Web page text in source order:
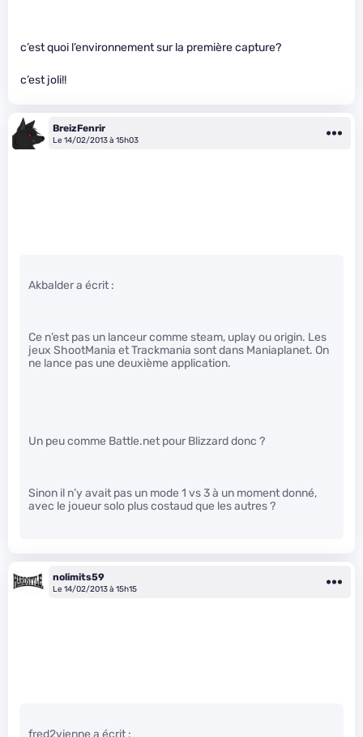
c’est quoi l’environnement sur la première capture?
c’est joli!!
BreizFenrir
Le 14/02/2013 à 15h03
Akbalder a écrit :
Ce n’est pas un lanceur comme steam, uplay ou origin. Les
jeux ShootMania et Trackmania sont dans Maniaplanet. On
ne lance pas une deuxième application.
Un peu comme Battle.net pour Blizzard donc ?
Sinon il n’y avait pas un mode 1 vs 3 à un moment donné,
avec le joueur solo plus costaud que les autres ?
nolimits59
Le 14/02/2013 à 15h15